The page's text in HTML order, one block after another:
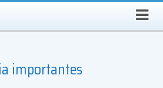
DE 2026 Busca
importantes